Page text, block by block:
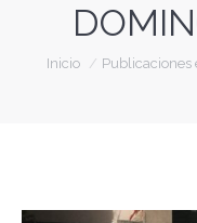
Estás aquí:
Inicio Publicaciones